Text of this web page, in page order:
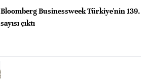
Bloomberg Businessweek Türkiye'nin 139.
sayısı çıktı